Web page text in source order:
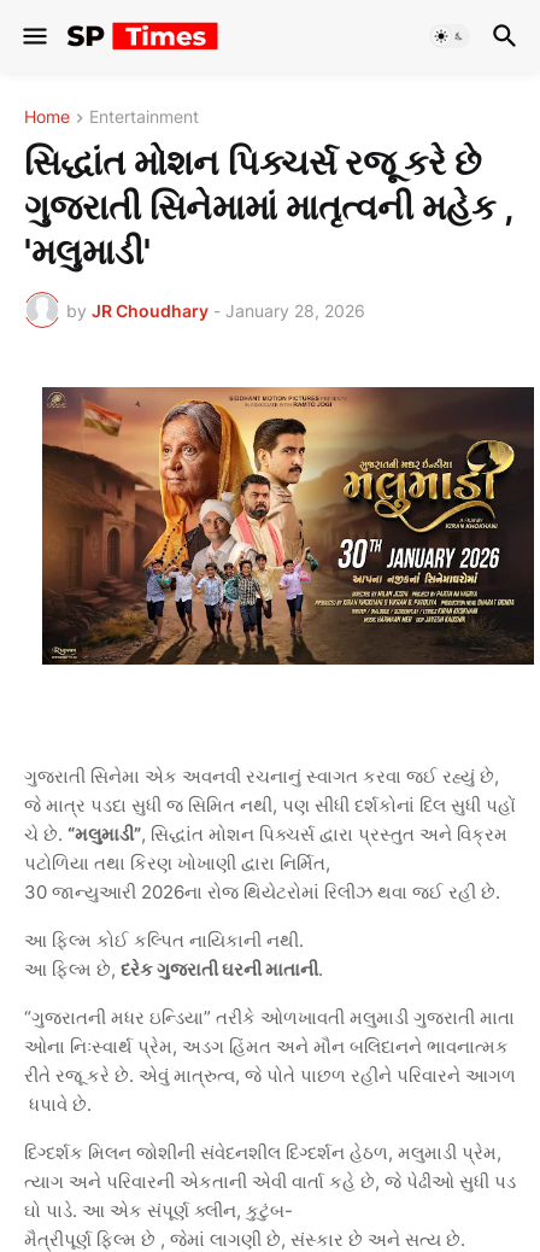
Home Entertainment
સિદ્ધાંત મોશન પિક્ચર્સ રજૂ કરે છે
ગુજરાતી સિનેમામાં માતૃત્વની મહેક ,
'મલુમાડી'
by JR Choudhary - January 28, 2026
ગુજરાતી સિનેમા એક અવનવી રચનાનું સ્વાગત કરવા જઈ રહ્યું છે,
જે માત્ર પડદા સુધી જ સિમિત નથી, પણ સીધી દર્શકોનાં દિલ સુધી પહોં
ચે છે. “મલુમાડી”, સિદ્ધાંત મોશન પિક્ચર્સ દ્વારા પ્રસ્તુત અને વિક્રમ
પટોળિયા તથા કિરણ ખોખાણી દ્વારા નિર્મિત,
30 જાન્યુઆરી 2026ના રોજ થિયેટરોમાં રિલીઝ થવા જઈ રહી છે.
આ ફિલ્મ કોઈ કલ્પિત નાયિકાની નથી.
આ ફિલ્મ છે, દરેકગુજરાતીઘરનીમાતાની.
“ગુજરાતની મધર ઇન્ડિયા” તરીકે ઓળખાવતી મલુમાડી ગુજરાતી માતા
ઓના નિઃસ્વાર્થ પ્રેમ, અડગ હિંમત અને મૌન બલિદાનને ભાવનાત્મક
રીતે રજૂ કરે છે. એવું માત્રુત્વ, જે પોતે પાછળ રહીને પરિવારને આગળ
ધપાવે છે.
દિગ્દર્શક મિલન જોશીની સંવેદનશીલ દિગ્દર્શન હેઠળ, મલુમાડી પ્રેમ,
ત્યાગ અને પરિવારની એકતાની એવી વાર્તા કહે છે, જે પેઢીઓ સુધી પડ
ઘો પાડે. આ એક સંપૂર્ણ ક્લીન, કુટુંબ-
મૈત્રીપૂર્ણ ફિલ્મ છે , જેમાં લાગણી છે, સંસ્કાર છે અને સત્ય છે.